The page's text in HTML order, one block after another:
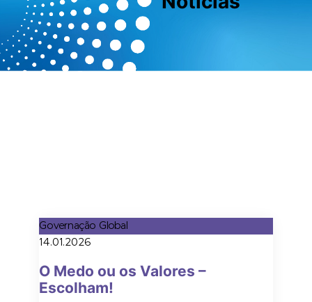
Governação Global
14.01.2026
O Medo ou os Valores –
Escolham!